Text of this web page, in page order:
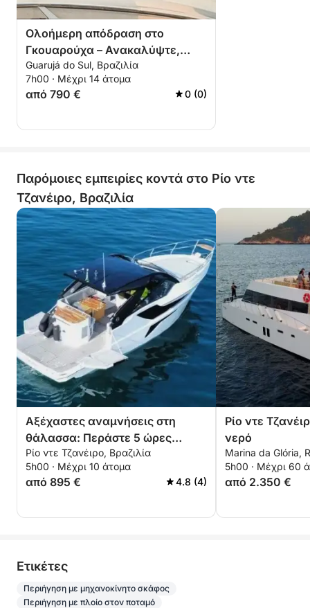
Ολοήμερη απόδραση στο
Γκουαρούχα – Ανακαλύψτε,
Χαλαρώστε, Απολαύστε τη
Θάλασσα
Guarujá do Sul, Βραζιλία
7h00 · Μέχρι 14 άτομα
από 790 € 0 (0)
Παρόμοιες εμπειρίες κοντά στο Ρίο ντε
Τζανέιρο, Βραζιλία
Αξέχαστες αναμνήσεις στη
θάλασσα: Περάστε 5 ώρες
εξερευνώντας το Ρίο ντε
Τζανέιρο
Ρίο ντε Τζανέιρο, Βραζιλία
5h00 · Μέχρι 10 άτομα
από 895 € 4.8 (4)
Ρίο ντε
νερό
Marina da Glória,
5h00 · Μέχρι 60
από 2.350 €
Eτικέτες
Περιήγηση με μηχανοκίνητο σκάφος
Περιήγηση με πλοίο στον ποταμό